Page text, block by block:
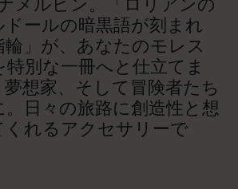
ールの暗黒語が刻まれ
」が、あなたのモレス
別な一冊へと仕立てま
想家、そして冒険者たち
日々の旅路に創造性と想
れるアクセサリーで